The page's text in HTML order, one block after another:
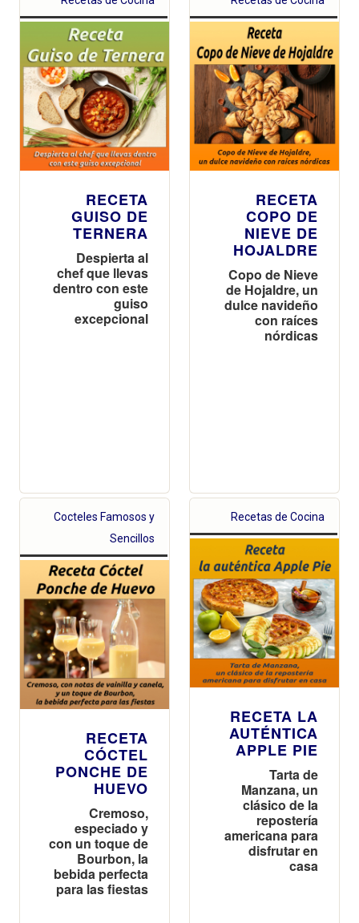
RECETA
GUISO DE
TERNERA
Despierta al
chef que llevas
dentro con este
guiso
excepcional
RECETA
COPO DE
NIEVE DE
HOJALDRE
Copo de Nieve
de Hojaldre, un
dulce navideño
con raíces
nórdicas
Cocteles Famosos y
Sencillos
RECETA
CÓCTEL
PONCHE DE
HUEVO
Cremoso,
especiado y
con un toque de
Bourbon, la
bebida perfecta
para las fiestas
Recetas de Cocina
RECETA LA
AUTÉNTICA
APPLE PIE
Tarta de
Manzana, un
clásico de la
repostería
americana para
disfrutar en
casa